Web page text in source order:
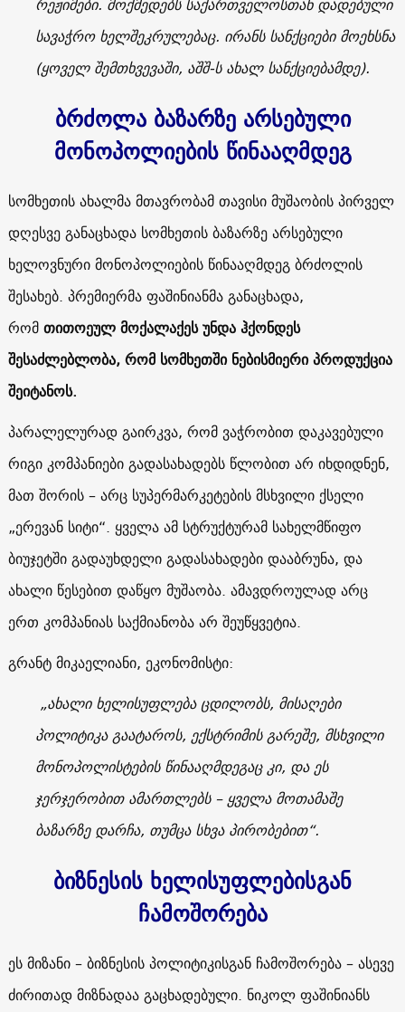
სავაჭრო ხელშეკრულებაც. ირანს სანქციები მოეხსნა
(ყოველ შემთხვევაში, აშშ-ს ახალ სანქციებამდე).
ბრძოლა ბაზარზე არსებული
მონოპოლიების წინააღმდეგ
სომხეთის ახალმა მთავრობამ თავისი მუშაობის პირველ
დღესვე განაცხადა სომხეთის ბაზარზე არსებული
ხელოვნური მონოპოლიების წინააღმდეგ ბრძოლის
შესახებ. პრემიერმა ფაშინიანმა განაცხადა,
რომთითოეულ მოქალაქეს უნდა ჰქონდეს
შესაძლებლობა, რომ სომხეთში ნებისმიერი პროდუქცია
შეიტანოს.
პარალელურად გაირკვა, რომ ვაჭრობით დაკავებული
რიგი კომპანიები გადასახადებს წლობით არ იხდიდნენ,
მათ შორის – არც სუპერმარკეტების მსხვილი ქსელი
„ერევან სიტი“. ყველა ამ სტრუქტურამ სახელმწიფო
ბიუჯეტში გადაუხდელი გადასახადები დააბრუნა, და
ახალი წესებით დაწყო მუშაობა. ამავდროულად არც
ერთ კომპანიას საქმიანობა არ შეუწყვეტია.
გრანტ მიკაელიანი, ეკონომისტი:
„ახალი ხელისუფლება ცდილობს, მისაღები
პოლიტიკა გაატაროს, ექსტრიმის გარეშე, მსხვილი
მონოპოლისტების წინააღმდეგაც კი, და ეს
ჯერჯერობით ამართლებს – ყველა მოთამაშე
ბაზარზე დარჩა, თუმცა სხვა პირობებით“.
ბიზნესის ხელისუფლებისგან
ჩამოშორება
ეს მიზანი – ბიზნესის პოლიტიკისგან ჩამოშორება – ასევე
ძირითად მიზნადაა გაცხადებული. ნიკოლ ფაშინიანს